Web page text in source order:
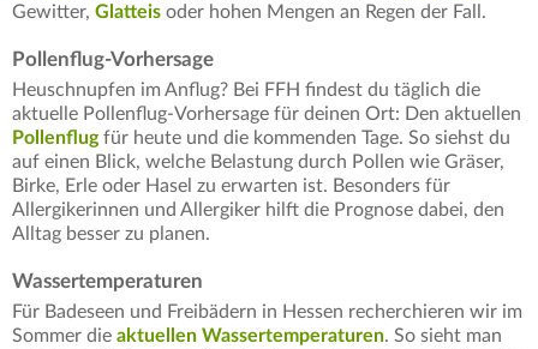
Gewitter, Glatteis oder hohen Mengen an Regen der Fall.
Pollenflug-Vorhersage
Heuschnupfen im Anflug? Bei FFH findest du täglich die
aktuelle Pollenflug-Vorhersage für deinen Ort: Den aktuellen
Pollenflugfür heute und die kommenden Tage. So siehst du
auf einen Blick, welche Belastung durch Pollen wie Gräser,
Birke, Erle oder Hasel zu erwarten ist. Besonders für
Allergikerinnen und Allergiker hilft die Prognose dabei, den
Alltag besser zu planen.
Wassertemperaturen
Für Badeseen und Freibädern in Hessen recherchieren wir im
Sommer die aktuellen Wassertemperaturen. So sieht man